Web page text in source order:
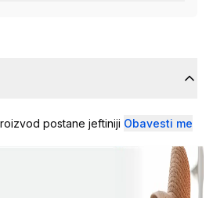
postane jeftiniji Obavesti me